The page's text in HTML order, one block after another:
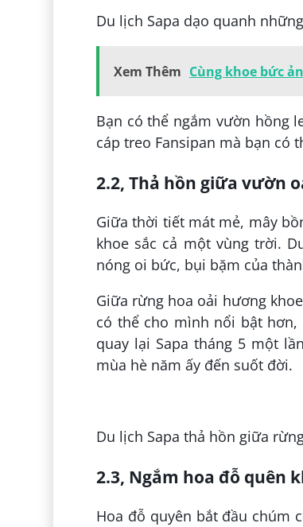
Du lịch Sapa dạo quanh
Xem Thêm Cùng khoe bức
Bạn có thể ngắm vườn hồng
cáp treo Fansipan mà bạn có
2.2, Thả hồn giữa vườn
Giữa thời tiết mát mẻ, mây
khoe sắc cả một vùng trời.
nóng oi bức, bụi bặm của
Giữa rừng hoa oải hương
có thể cho mình nổi bật
quay lại Sapa tháng 5 một
mùa hè năm ấy đến suốt đời.
Du lịch Sapa thả hồn giữa
2.3, Ngắm hoa đỗ quên
Hoa đỗ quyên bắt đầu chúm